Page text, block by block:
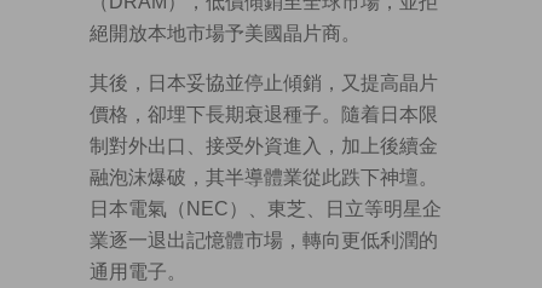
絕開放本地市場予美國晶片商。
其後，日本妥協並停止傾銷，又提高晶片
價格，卻埋下長期衰退種子。隨着日本限
制對外出口、接受外資進入，加上後續金
融泡沫爆破，其半導體業從此跌下神壇。
日本電氣（NEC）、東芝、日立等明星企
業逐一退出記憶體市場，轉向更低利潤的
通用電子。